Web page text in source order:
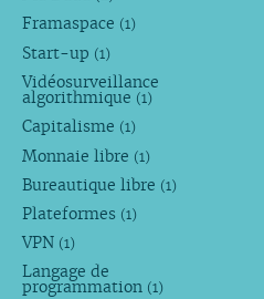
Framaspace (1)
Start-up (1)
Vidéosurveillance
algorithmique (1)
Capitalisme (1)
Monnaie libre (1)
Bureautique libre (1)
Plateformes (1)
VPN (1)
Langage de
programmation (1)